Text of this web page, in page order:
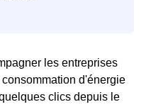
les entreprises
d'énergie
clics depuis le